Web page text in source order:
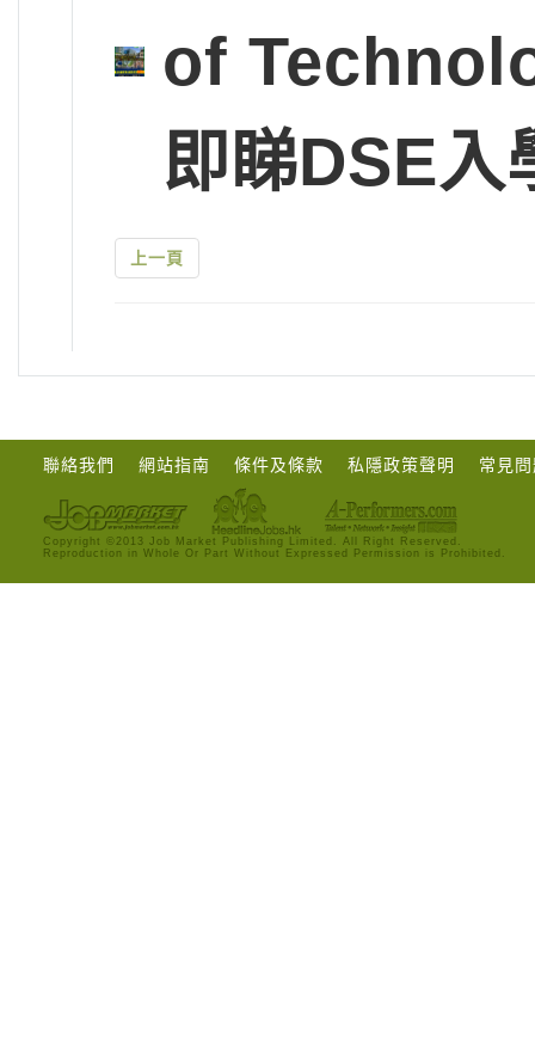
of
即睇DSE入
上一頁
聯絡我們 網站指南 條件及條款 私隱政策聲明 常見
Copyright ©2013 Job Market Publishing Limited. All Right Reserved.
Reproduction in Whole Or Part Without Expressed Permission is Prohibited.